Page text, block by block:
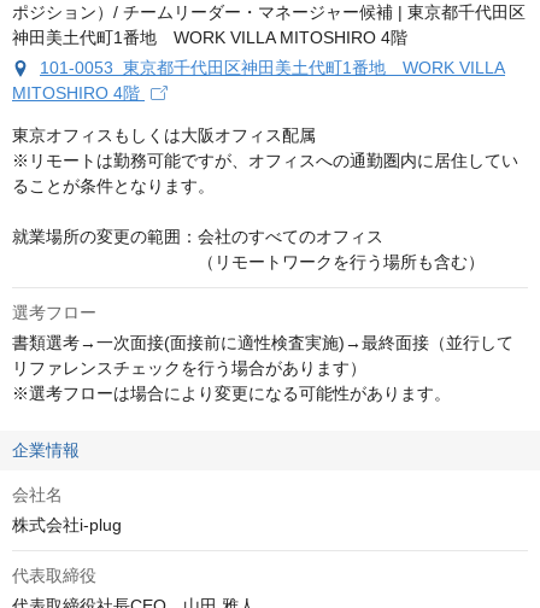
101-0053 東京都千代田区神田美土代町1番地 WORK VILLA
MITOSHIRO 4階
東京オフィスもしくは大阪オフィス配属
※リモートは勤務可能ですが、オフィスへの通勤圏内に居住してい
ることが条件となります。
就業場所の変更の範囲：会社のすべてのオフィス
（リモートワークを行う場所も含む）
選考フロー
書類選考→一次面接(面接前に適性検査実施)→最終面接（並行して
リファレンスチェックを行う場合があります）
※選考フローは場合により変更になる可能性があります。
企業情報
会社名
株式会社i-plug
代表取締役